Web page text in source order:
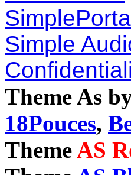
Simple
Theme As
18Pouces,
ThemeAS